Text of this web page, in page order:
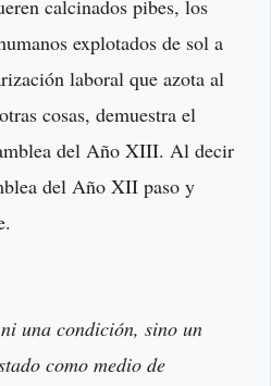
calcinados pibes, los
explotados de sol a
laboral que azota al
cosas, demuestra el
del Año XIII. Al decir
del Año XII paso y
una condición, sino un
como medio de